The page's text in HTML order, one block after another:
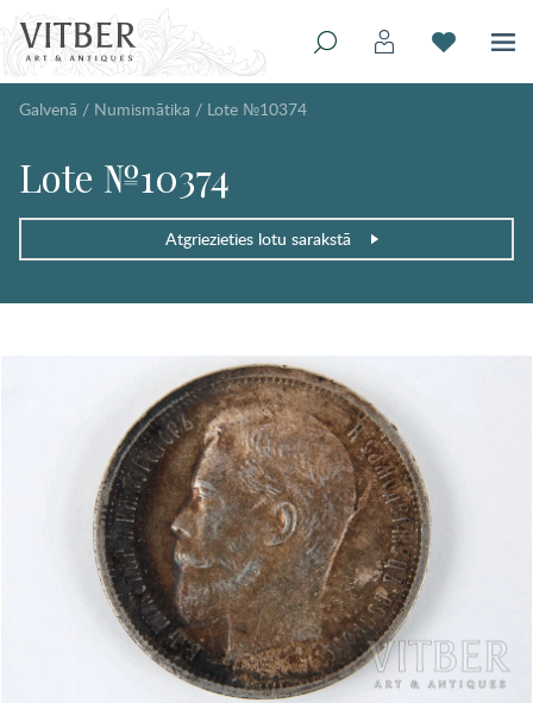
Galvenā / Numismātika / Lote №10374
Lote №10374
Atgriezieties lotu sarakstā